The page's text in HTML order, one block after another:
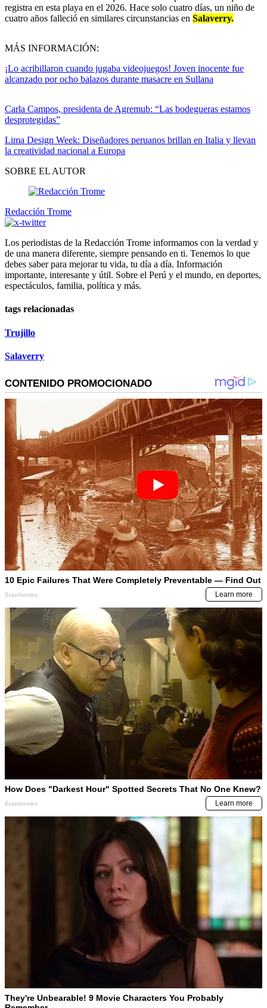
registra en esta playa en el 2026. Hace solo cuatro días, un niño de
cuatro años falleció en similares circunstancias en Salaverry.
MÁS INFORMACIÓN:
¡Lo acribillaron cuando jugaba videojuegos! Joven inocente fue
alcanzado por ocho balazos durante masacre en Sullana
Carla Campos, presidenta de Agremub: “Las bodegueras estamos
desprotegidas”
Lima Design Week: Diseñadores peruanos brillan en Italia y llevan
la creatividad nacional a Europa
SOBRE EL AUTOR
Redacción Trome
Los periodistas de la Redacción Trome informamos con la verdad y
de una manera diferente, siempre pensando en ti. Tenemos lo que
debes saber para mejorar tu vida, tu día a día. Información
importante, interesante y útil. Sobre el Perú y el mundo, en deportes,
espectáculos, familia, política y más.
tags relacionadas
Trujillo
Salaverry